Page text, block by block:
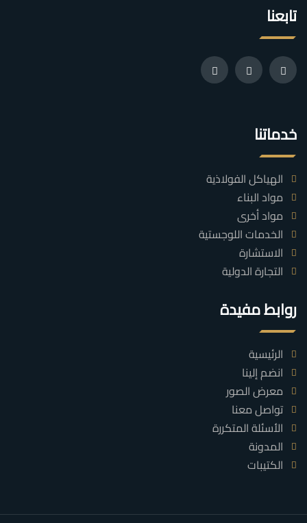
تابعنا
خدماتنا
الهياكل الفولاذية
مواد البناء
مواد أخرى
الخدمات اللوجستية
الاستشارة
التجارة الدولية
روابط مفيدة
الرئيسية
انضم إلينا
معرض الصور
تواصل معنا
الأسئلة المتكررة
المدونة
الكتيبات